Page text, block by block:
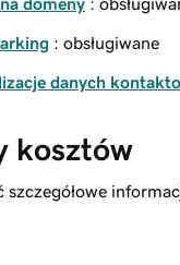
: obsługiwane
danych
kosztów
szczegółowe